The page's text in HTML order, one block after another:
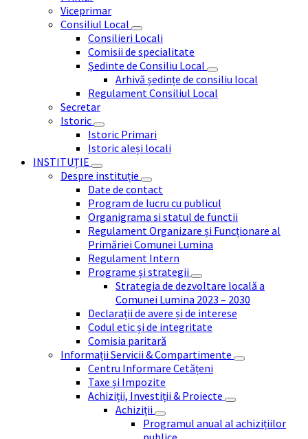
Viceprimar
Consiliul Local
Consilieri Locali
Comisii de specialitate
Ședinte de Consiliu Local
Arhivă ședințe de consiliu local
Regulament Consiliul Local
Secretar
Istoric
Istoric Primari
Istoric aleși locali
INSTITUȚIE
Despre instituție
Date de contact
Program de lucru cu publicul
Organigrama si statul de functii
Regulament Organizare și Funcționare al
Primăriei Comunei Lumina
Regulament Intern
Programe și strategii
Strategia de dezvoltare locală a
Comunei Lumina 2023 – 2030
Declarații de avere și de interese
Codul etic și de integritate
Comisia paritară
Informații Servicii & Compartimente
Centru Informare Cetățeni
Taxe și Impozite
Achiziții, Investiții & Proiecte
Achiziții
Programul anual al achizițiilor